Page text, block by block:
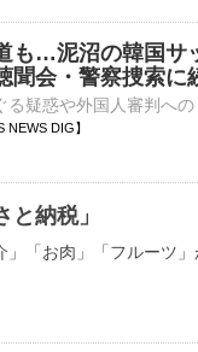
も…泥沼の韓国サ
聞会・警察捜索に
DIG】
納税」
「お肉」「フルーツ」